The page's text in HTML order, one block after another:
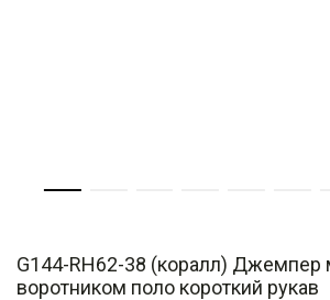
G144-RH62-38 (коралл) Джемпер
воротником поло короткий рукав